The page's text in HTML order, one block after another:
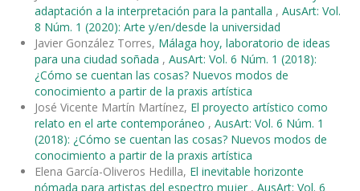
adaptación a la interpretación para la pantalla , AusArt: Vol.
8 Núm. 1 (2020): Arte y/en/desde la universidad
Javier González Torres, Málaga hoy, laboratorio de ideas
para una ciudad soñada , AusArt: Vol. 6 Núm. 1 (2018):
¿Cómo se cuentan las cosas? Nuevos modos de
conocimiento a partir de la praxis artística
José Vicente Martín Martínez, El proyecto artístico como
relato en el arte contemporáneo , AusArt: Vol. 6 Núm. 1
(2018): ¿Cómo se cuentan las cosas? Nuevos modos de
conocimiento a partir de la praxis artística
Elena García-Oliveros Hedilla, El inevitable horizonte
nómada para artistas del espectro mujer , AusArt: Vol. 6